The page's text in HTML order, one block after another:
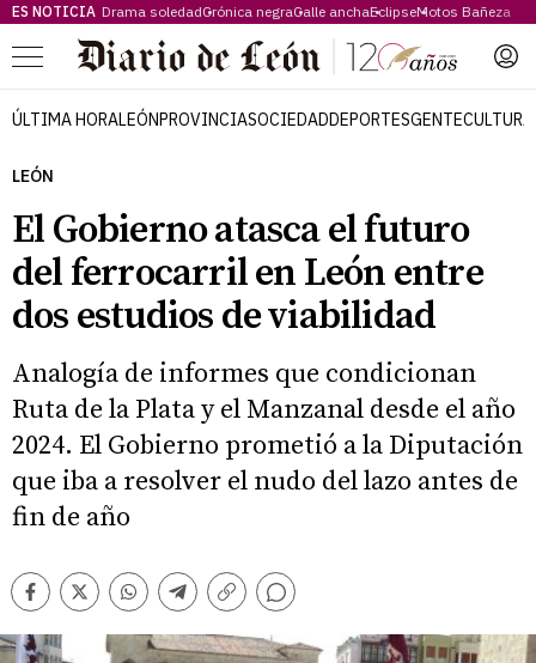
ES NOTICIA Drama soledadCrónica negraCalle anchaEclipseMotos Bañeza
Menú
ÚLTIMA HORALEÓNPROVINCIASOCIEDADDEPORTESGENTECULTURA
LEÓN
El Gobierno atasca el futuro
del ferrocarril en León entre
dos estudios de viabilidad
Analogía de informes que condicionan
Ruta de la Plata y el Manzanal desde el año
2024. El Gobierno prometió a la Diputación
que iba a resolver el nudo del lazo antes de
fin de año
Facebook
TwitterWhatsappTelegram
Copiar
Comentarios